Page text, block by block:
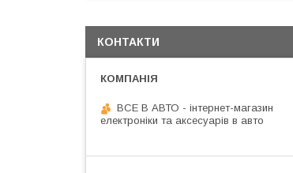
КОНТАКТИ
ВСЕ В АВТО - інтернет-магазин
електроніки та аксесуарів в авто